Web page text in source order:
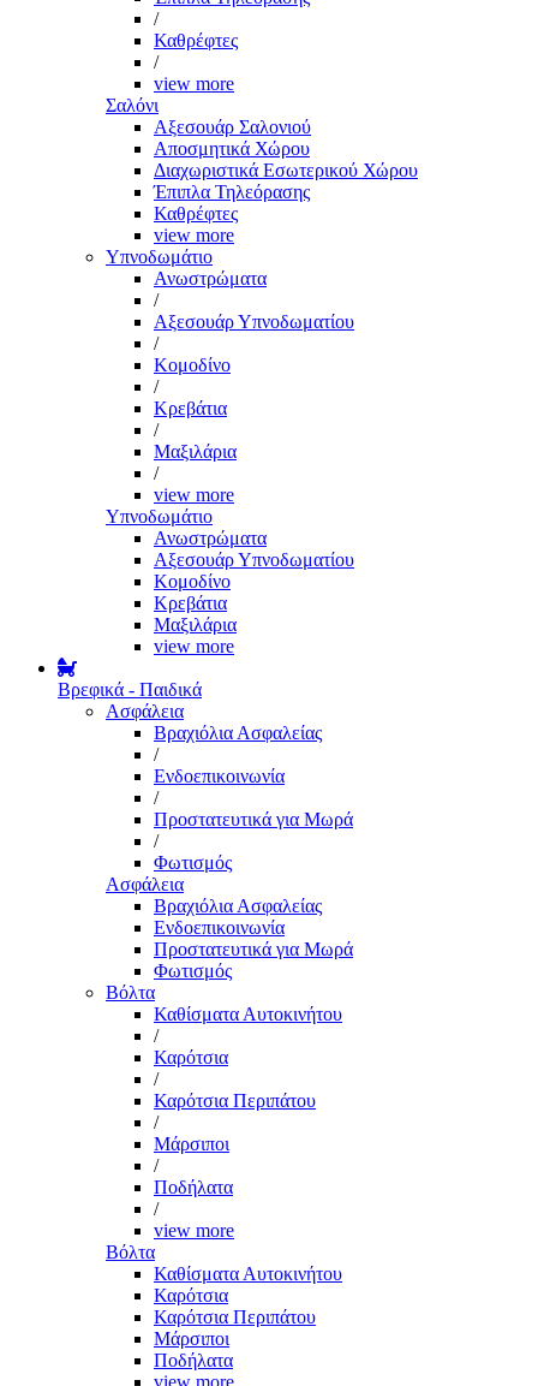
/
Καθρέφτες
/
view more
Σαλόνι
Αξεσουάρ Σαλονιού
Αποσμητικά Χώρου
Διαχωριστικά Εσωτερικού Χώρου
Έπιπλα Τηλεόρασης
Καθρέφτες
view more
Υπνοδωμάτιο
Ανωστρώματα
/
Αξεσουάρ Υπνοδωματίου
/
Κομοδίνο
/
Κρεβάτια
/
Μαξιλάρια
/
view more
Υπνοδωμάτιο
Ανωστρώματα
Αξεσουάρ Υπνοδωματίου
Κομοδίνο
Κρεβάτια
Μαξιλάρια
view more
Βρεφικά - Παιδικά
Ασφάλεια
Βραχιόλια Ασφαλείας
/
Ενδοεπικοινωνία
/
Προστατευτικά για Μωρά
/
Φωτισμός
Ασφάλεια
Βραχιόλια Ασφαλείας
Ενδοεπικοινωνία
Προστατευτικά για Μωρά
Φωτισμός
Βόλτα
Καθίσματα Αυτοκινήτου
/
Καρότσια
/
Καρότσια Περιπάτου
/
Μάρσιποι
/
Ποδήλατα
/
view more
Βόλτα
Καθίσματα Αυτοκινήτου
Καρότσια
Καρότσια Περιπάτου
Μάρσιποι
Ποδήλατα
view more